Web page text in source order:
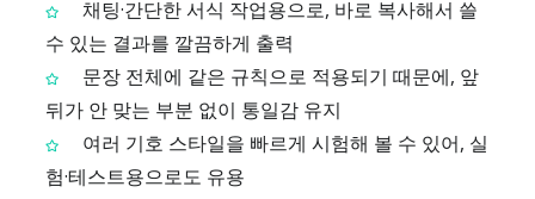
채팅·간단한 서식 작업용으로, 바로 복사해서 쓸
수 있는 결과를 깔끔하게 출력
문장 전체에 같은 규칙으로 적용되기 때문에, 앞
뒤가 안 맞는 부분 없이 통일감 유지
여러 기호 스타일을 빠르게 시험해 볼 수 있어, 실
험·테스트용으로도 유용